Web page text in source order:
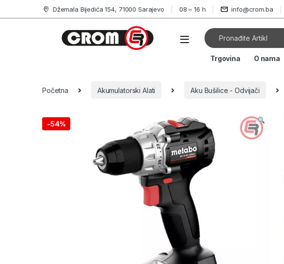
Džemala Bijedića 154, 71000 Sarajevo 08 – 16 h info@crom.ba
Trgovina O nama
Početna Akumulatorski Alati Aku Bušilice - Odvijači
-54%